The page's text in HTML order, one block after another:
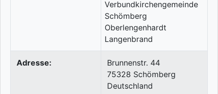
Adresse:
Brunnenstr. 44
75328 Schömberg
Deutschland